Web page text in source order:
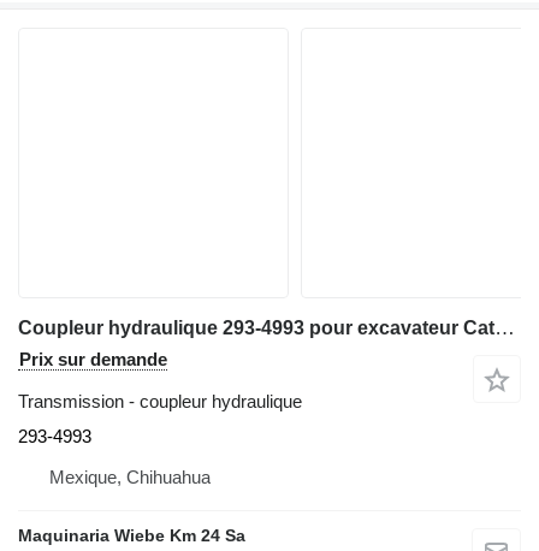
Coupleur hydraulique 293-4993 pour excavateur Caterpillar 420F
Prix sur demande
Transmission - coupleur hydraulique
293-4993
Mexique, Chihuahua
Maquinaria Wiebe Km 24 Sa